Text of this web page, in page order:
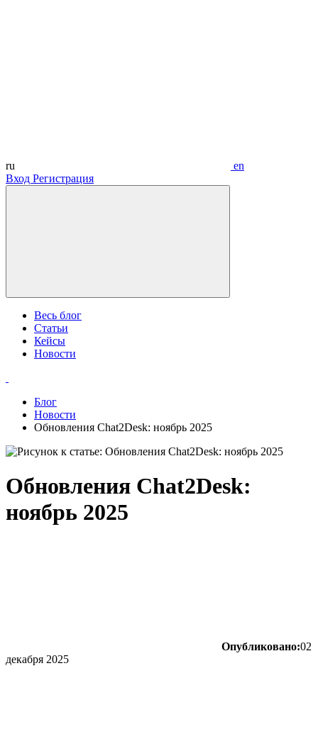
ru
en
Вход Регистрация
Весь блог
Статьи
Кейсы
Новости
Блог
Новости
Обновления Chat2Desk: ноябрь 2025
Обновления Chat2Desk:
ноябрь 2025
Опубликовано:02
декабря 2025